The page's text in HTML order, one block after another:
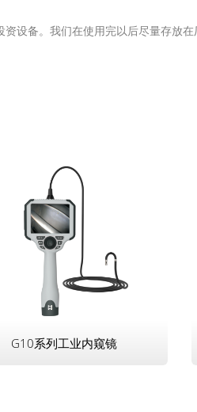
设备。我们在使用完以后尽量存放
G10系列工业内窥镜